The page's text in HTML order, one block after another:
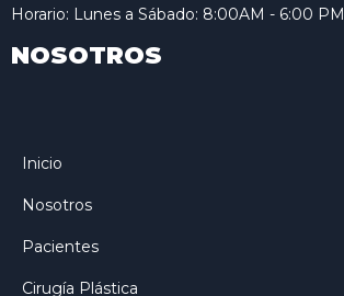
Horario: Lunes a Sábado: 8:00AM - 6:00 PM
NOSOTROS
Inicio
Nosotros
Pacientes
Cirugía Plástica